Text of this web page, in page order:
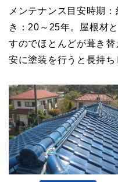
メンテナンス目安時期
き：20～25年。屋根材
すのでほとんどが葺き
安に塗装を行うと長持ち